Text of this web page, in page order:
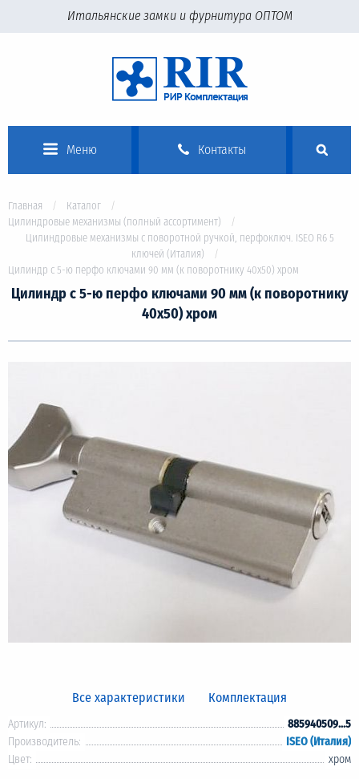
Итальянские замки и фурнитура ОПТОМ
Меню Контакты
Главная
Каталог
Цилиндровые механизмы (полный ассортимент)
Цилиндровые механизмы с поворотной ручкой, перфоключ. ISEO R6 5
ключей (Италия)
Цилиндр с 5-ю перфо ключами 90 мм (к поворотнику 40х50) хром
Цилиндр с 5-ю перфо ключами 90 мм (к поворотнику
40х50) хром
Все характеристики Комплектация
Артикул:
885940509...5
Производитель:
ISEO (Италия)
Цвет:
хром